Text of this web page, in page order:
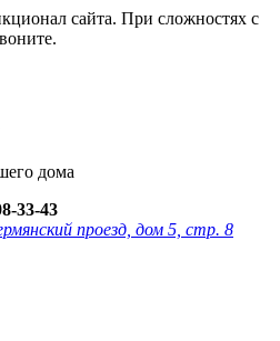
сайта. При сложностях с
дома
33-43
проезд, дом 5, стр. 8